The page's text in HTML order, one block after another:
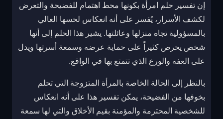
إن تفسير حلم امرأة بكونها محط اهتمام للفضيحة والتعرض
لكشف الأسرار، يُفسر على أنه انعكاس لحسها العالي
بالمسؤولية تجاه منزلها وعائلتها. يشير هذا الحلم إلى أنها
شخص يحرص كثيراً على حماية عرضه وسمعة أسرتها ويدل
على العفه والورع الذي تتمتع بها في الواقع.
بالنظر إلى الحالة الخاصة بالمرأة المتزوجة التي تحلم
بخوفها من الفضيحة، يمكن تفسير هذا على أنه انعكاس
للشخصية المحترمة والمؤمنة بقيم الأخلاق والتي لها سمعة